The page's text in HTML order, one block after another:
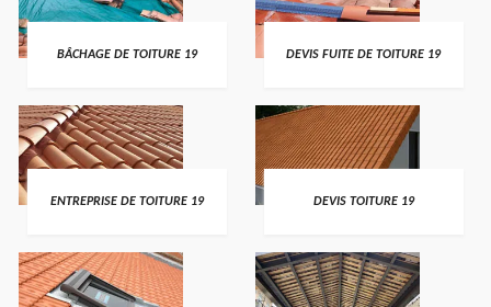
BÂCHAGE DE TOITURE 19 DEVIS FUITE DE TOITURE 19
ENTREPRISE DE TOITURE 19 DEVIS TOITURE 19